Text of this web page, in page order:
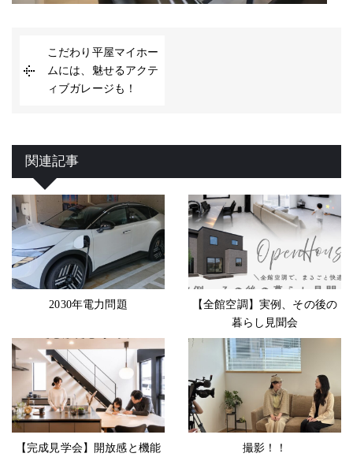
こだわり平屋マイホー
ムには、魅せるアクテ
ィブガレージも！
関連記事
2030年電力問題
【全館空調】実例、その後の
暮らし見聞会
【完成見学会】開放感と機能
撮影！！